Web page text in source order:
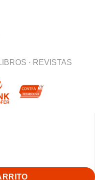
LIBROS · REVISTAS